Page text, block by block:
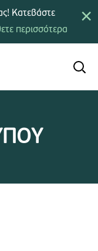
×
Κατεβάστε
περισσότερα